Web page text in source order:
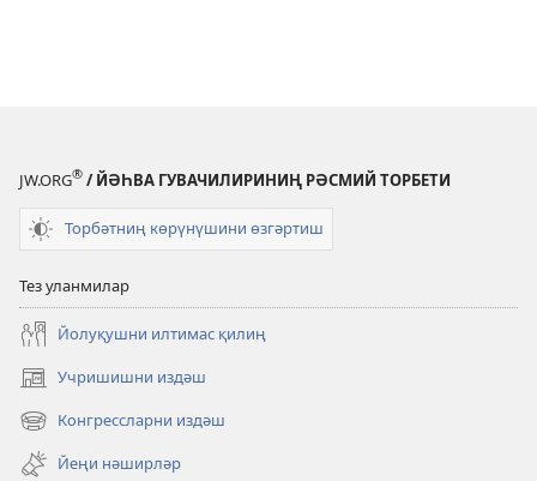
JW.ORG® / ЙӘҺВА ГУВАЧИЛИРИНИҢ РӘСМИЙ ТОРБЕТИ
Торбәтниң көрүнүшини өзгәртиш
Тез уланмилар
Йолуқушни илтимас қилиң
Учришишни издәш
(opens
new
window)
Конгрессларни издәш
(opens
new
window)
Йеңи нәширләр